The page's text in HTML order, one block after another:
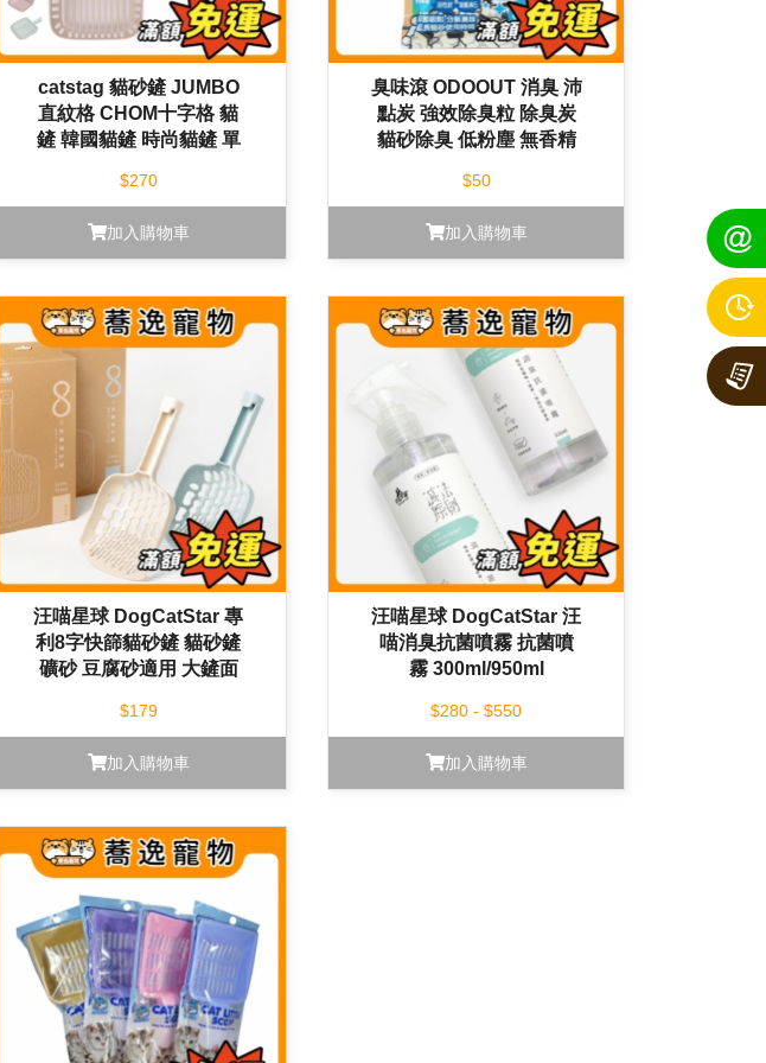
catstag 貓砂鏟 JUMBO
直紋格 CHOM十字格 貓
鏟 韓國貓鏟 時尚貓鏟 單
$270
加入購物車
臭味滾 ODOOUT 消臭 沛
點炭 強效除臭粒 除臭炭
貓砂除臭 低粉塵 無香精
$50
加入購物車
汪喵星球 DogCatStar 專
利8字快篩貓砂鏟 貓砂鏟
礦砂 豆腐砂適用 大鏟面
$179
加入購物車
汪喵星球 DogCatStar 汪
喵消臭抗菌噴霧 抗菌噴
霧 300ml/950ml
$280 - $550
加入購物車